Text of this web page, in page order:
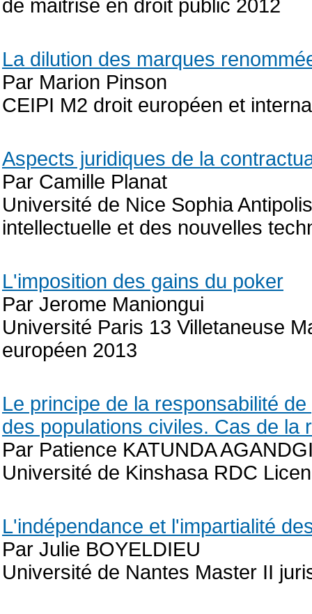
de maitrise en droit public 2012
La dilution des marques
Par Marion Pinson
CEIPI M2 droit européen et
Aspects juridiques de la
Par Camille Planat
Université de Nice Sophia
intellectuelle et des nouvelles
L'imposition des gains du poker
Par Jerome Maniongui
Université Paris 13 Villetaneuse
européen 2013
Le principe de la responsabilité
des populations civiles. Cas de la
Par Patience KATUNDA
Université de Kinshasa RDC
L'indépendance et l'impartialité
Par Julie BOYELDIEU
Université de Nantes Master II